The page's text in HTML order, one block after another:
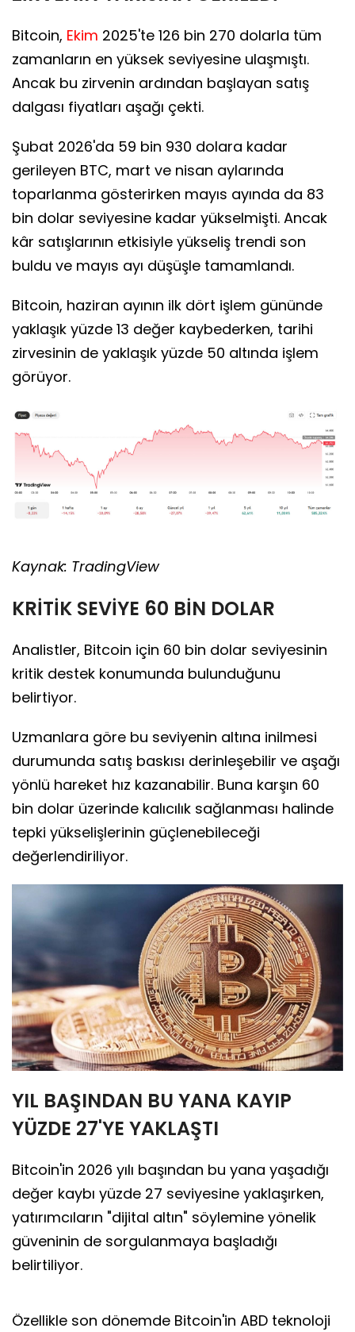
Bitcoin, Ekim 2025'te 126 bin 270 dolarla tüm
zamanların en yüksek seviyesine ulaşmıştı.
Ancak bu zirvenin ardından başlayan satış
dalgası fiyatları aşağı çekti.
Şubat 2026'da 59 bin 930 dolara kadar
gerileyen BTC, mart ve nisan aylarında
toparlanma gösterirken mayıs ayında da 83
bin dolar seviyesine kadar yükselmişti. Ancak
kâr satışlarının etkisiyle yükseliş trendi son
buldu ve mayıs ayı düşüşle tamamlandı.
Bitcoin, haziran ayının ilk dört işlem gününde
yaklaşık yüzde 13 değer kaybederken, tarihi
zirvesinin de yaklaşık yüzde 50 altında işlem
görüyor.
Kaynak: TradingView
KRİTİK SEVİYE 60 BİN DOLAR
Analistler, Bitcoin için 60 bin dolar seviyesinin
kritik destek konumunda bulunduğunu
belirtiyor.
Uzmanlara göre bu seviyenin altına inilmesi
durumunda satış baskısı derinleşebilir ve aşağı
yönlü hareket hız kazanabilir. Buna karşın 60
bin dolar üzerinde kalıcılık sağlanması halinde
tepki yükselişlerinin güçlenebileceği
değerlendiriliyor.
YIL BAŞINDAN BU YANA KAYIP
YÜZDE 27'YE YAKLAŞTI
Bitcoin'in 2026 yılı başından bu yana yaşadığı
değer kaybı yüzde 27 seviyesine yaklaşırken,
yatırımcıların "dijital altın" söylemine yönelik
güveninin de sorgulanmaya başladığı
belirtiliyor.
Özellikle son dönemde Bitcoin'in ABD teknoloji